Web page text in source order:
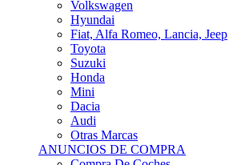
Volkswagen
Hyundai
Fiat, Alfa Romeo, Lancia, Jeep
Toyota
Suzuki
Honda
Mini
Dacia
Audi
Otras Marcas
ANUNCIOS DE COMPRA